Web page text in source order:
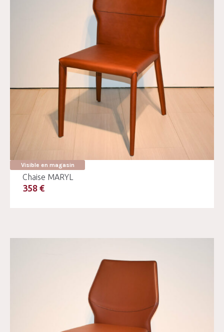
Visible en magasin
Chaise MARYL
358 €